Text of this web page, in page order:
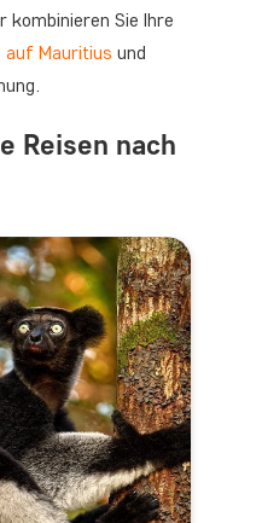
Sie Ihre
auf Mauritius und
Reisen nach